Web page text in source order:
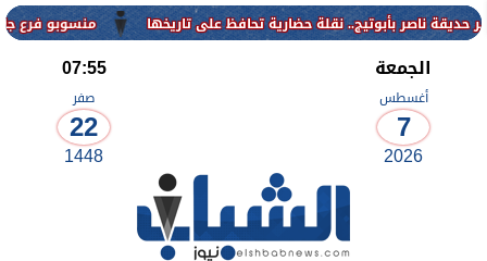
منسوبو فرع جامعة الأزهر
الجمعة
أغسطس
7
2026
07:55
صفر
22
1448